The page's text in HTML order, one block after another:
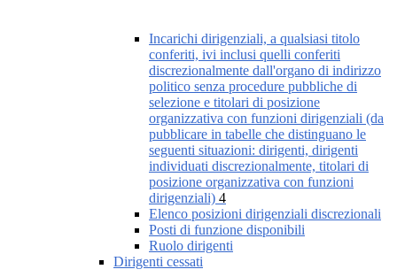
Incarichi dirigenziali, a qualsiasi titolo
conferiti, ivi inclusi quelli conferiti
discrezionalmente dall'organo di indirizzo
politico senza procedure pubbliche di
selezione e titolari di posizione
organizzativa con funzioni dirigenziali (da
pubblicare in tabelle che distinguano le
seguenti situazioni: dirigenti, dirigenti
individuati discrezionalmente, titolari di
posizione organizzativa con funzioni
dirigenziali) 4
Elenco posizioni dirigenziali discrezionali
Posti di funzione disponibili
Ruolo dirigenti
Dirigenti cessati